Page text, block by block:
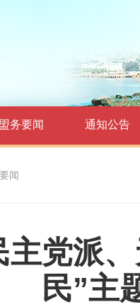
盟务要闻 通知公告
闻
主党派
民”主